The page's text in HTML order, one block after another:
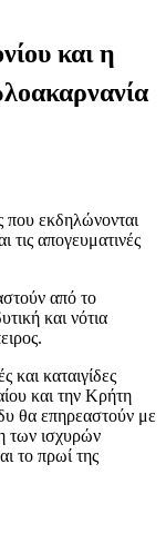
και η
που εκδηλώνονται
τις απογευματινές
από το
και νότια
και καταιγίδες
και την Κρήτη
θα επηρεαστούν με
των ισχυρών
το πρωί της